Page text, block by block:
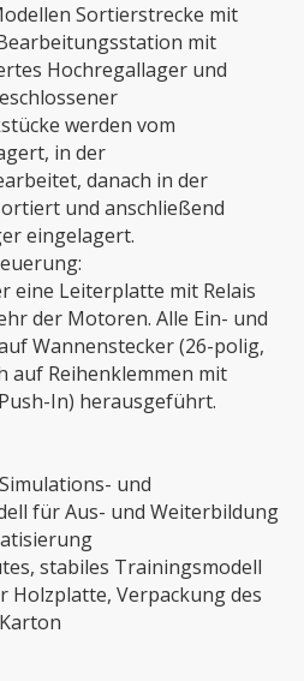
Sortierstrecke mit
mit
Hochregallager und
werden vom
in der
danach in der
und anschließend
eingelagert.
eine Leiterplatte mit Relais
der Motoren. Alle Ein- und
Wannenstecker (26-polig,
auf Reihenklemmen mit
In) herausgeführt.
und
für Aus- und Weiterbildung
stabiles Trainingsmodell
Verpackung des